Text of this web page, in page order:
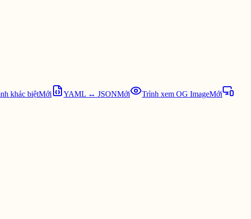
khác biệtMới YAML ↔ JSONMới Trình xem OG ImageMới